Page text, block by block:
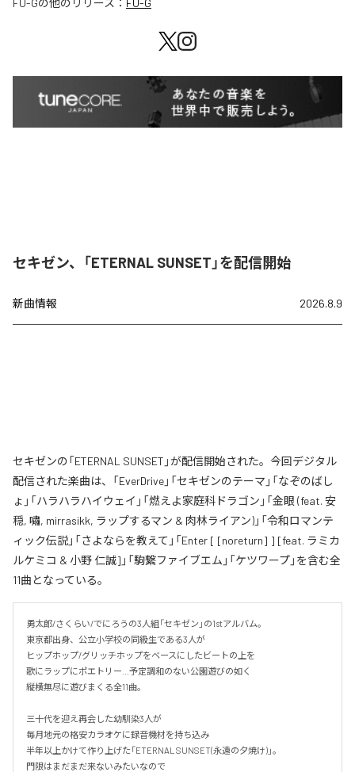
セキゼン、「ETERNAL SUNSET」を配信開始
新曲情報 2026.8.9
セキゼンの「ETERNAL SUNSET」が配信開始された。今回デジタル
配信された楽曲は、「EverDrive」「セキゼンのテーマ」「なぞのばし
ょ」「ハラハラハイウェイ」「燃えよ家庭科ドラゴン」「金眼 (feat. 安
穏, 嘯, mirrasikk, ラップするマン & 肉林ライアン)」「令和ロマンテ
ィック伝説」「さよならを教えて」「Enter [ [noreturn] ] [feat. ラミカ
ルケミコ & 小野 仁誠]」「駒繋ファイブエム」「ケツワープ」を含む全
11曲となっている。
勇太郎/さくらい/でにろうの3人組「セキゼン」の1stアルバム。
東京都出身、公立小学校の同級生である3人が
ヒップホップ/グリッチホップをベースにしたビートの上を
歌にラップにポエトリー…予定調和のない公園遊びの如く
縦横無尽に遊びまくる全11曲。
三十代を迎え再会した幼馴染3人が
毎月地元の格安カラオケに録音機材を持ち込み
半年以上かけて作り上げた「ETERNAL SUNSET(永遠の夕焼け)」。
門限はまだまだ来ないみたいなので